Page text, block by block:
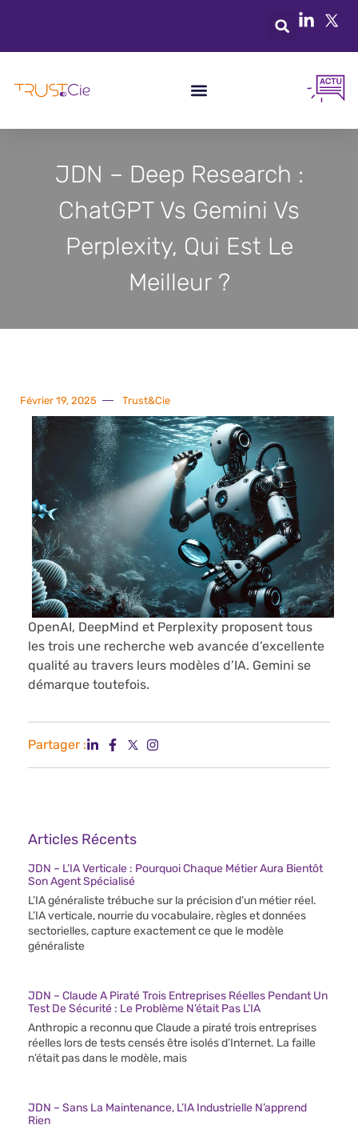
JDN – Deep Research :
ChatGPT Vs Gemini Vs
Perplexity, Qui Est Le
Meilleur ?
Février 19, 2025 Trust&Cie
OpenAI, DeepMind et Perplexity proposent tous
les trois une recherche web avancée d’excellente
qualité au travers leurs modèles d’IA. Gemini se
démarque toutefois.
Partager :
Articles Récents
JDN – L’IA Verticale : Pourquoi Chaque Métier Aura Bientôt
Son Agent Spécialisé
L’IA généraliste trébuche sur la précision d’un métier réel.
L’IA verticale, nourrie du vocabulaire, règles et données
sectorielles, capture exactement ce que le modèle
généraliste
JDN – Claude A Piraté Trois Entreprises Réelles Pendant Un
Test De Sécurité : Le Problème N’était Pas L’IA
Anthropic a reconnu que Claude a piraté trois entreprises
réelles lors de tests censés être isolés d’Internet. La faille
n’était pas dans le modèle, mais
JDN – Sans La Maintenance, L’IA Industrielle N’apprend
Rien